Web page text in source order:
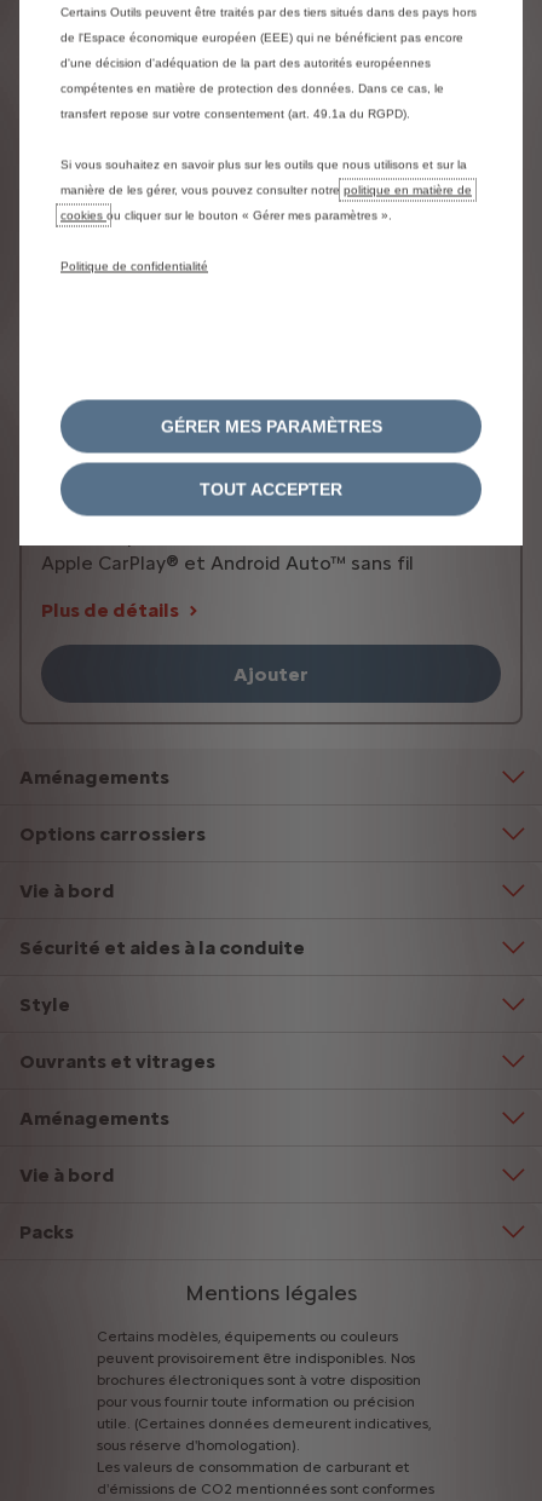
Plus de détails
Ajouter
Pack Techno 7''
450 € HT
Apple CarPlay® et Android Auto™ sans fil
Plus de détails
Ajouter
Aménagements
Options carrossiers
Vie à bord
Sécurité et aides à la conduite
Style
Ouvrants et vitrages
Aménagements
Vie à bord
Packs
Mentions légales
Certains modèles, équipements ou couleurs
peuvent provisoirement être indisponibles. Nos
brochures électroniques sont à votre disposition
pour vous fournir toute information ou précision
utile. (Certaines données demeurent indicatives,
sous réserve d'homologation).
Les valeurs de consommation de carburant et
d'émissions de CO2 mentionnées sont conformes
Certains Outils peuvent être traités par des tiers situés dans des pays hors
de l'Espace économique européen (EEE) qui ne bénéficient pas encore
d'une décision d'adéquation de la part des autorités européennes
compétentes en matière de protection des données. Dans ce cas, le
transfert repose sur votre consentement (art. 49.1a du RGPD).
Si vous souhaitez en savoir plus sur les outils que nous utilisons et sur la
manière de les gérer, vous pouvez consulter notre politique en matière de
cookies ou cliquer sur le bouton « Gérer mes paramètres ».
Politique de confidentialité
GÉRER MES PARAMÈTRES
TOUT ACCEPTER